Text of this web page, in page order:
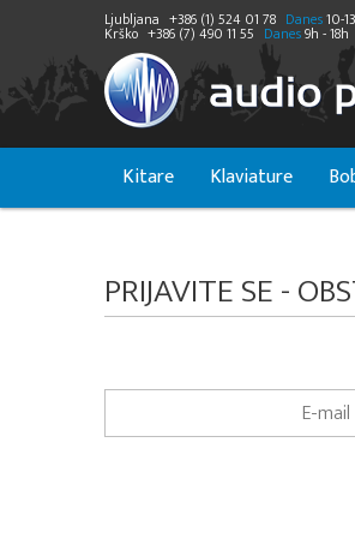
Ljubljana +386 (1) 524 01 78 Danes10-
Krško +386 (7) 490 11 55 Danes9h - 18h
Kitare Klaviature
PRIJAVITE SE -